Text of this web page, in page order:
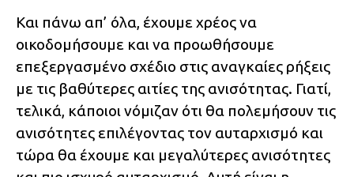
Και πάνω απ’ όλα, έχουμε χρέος να
οικοδομήσουμε και να προωθήσουμε
επεξεργασμένο σχέδιο στις αναγκαίες ρήξεις
με τις βαθύτερες αιτίες της ανισότητας. Γιατί,
τελικά, κάποιοι νόμιζαν ότι θα πολεμήσουν τις
ανισότητες επιλέγοντας τον αυταρχισμό και
τώρα θα έχουμε και μεγαλύτερες ανισότητες